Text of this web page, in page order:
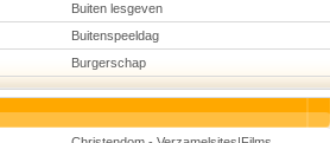
Buiten lesgeven
Buitenspeeldag
Burgerschap